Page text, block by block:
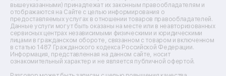
Ремонт пароварок
Ремонт микшерных пультов
Ремонт dj-пультов
Ремонт кухонных плит
Ремонт стедикамов
Ремонт оптических прицелов
Ремонт электровелосипедов
Ремонт видеокамер
вышеуказанными) принадлежат их законным правообладателям и
отображаются на Сайте с целью информирования о
предоставляемых услугах в отношении товаров правообладателей.
Данные услуги могут быть оказаны на месте или в неавторизованных
сервисных центрах независимыми физическими и юридическими
лицами в гражданском обороте, связанном с товаром и включенном
в статью 1487 Гражданского кодекса Российской Федерации.
Информация, представленная на данном сайте, носит
ознакомительный характер и не является публичной офертой.